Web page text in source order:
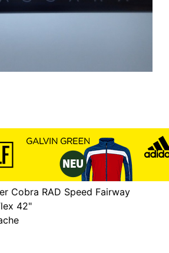
Cobra RAD Speed Fairway
42"